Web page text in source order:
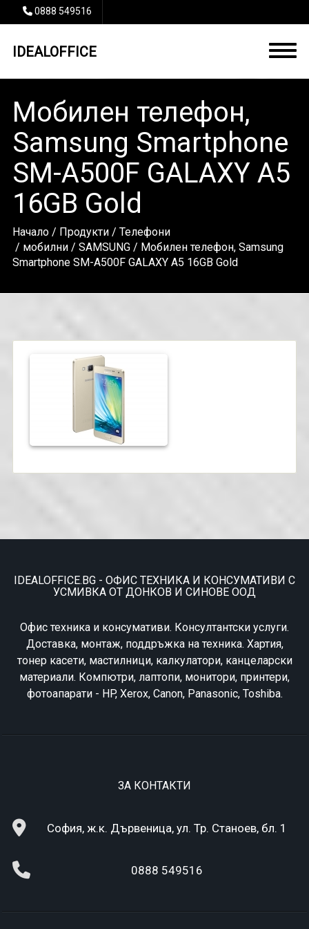
0888 549516
IDEALOFFICE
Мобилен телефон,
Samsung Smartphone
SM-A500F GALAXY A5
16GB Gold
Начало/ Продукти/ Телефони
/ мобилни/ SAMSUNG/ Мобилен телефон, Samsung
Smartphone SM-A500F GALAXY A5 16GB Gold
IDEALOFFICE.BG - ОФИС ТЕХНИКА И КОНСУМАТИВИ С
УСМИВКА ОТ ДОНКОВ И СИНОВЕ ООД
Офис техника и консумативи. Консултантски услуги.
Доставка, монтаж, поддръжка на техника. Хартия,
тонер касети, мастилници, калкулатори, канцеларски
материали. Компютри, лаптопи, монитори, принтери,
фотоапарати - HP, Xerox, Canon, Panasonic, Toshiba.
ЗА КОНТАКТИ
София, ж.к. Дървеница, ул. Тр. Станоев, бл. 1
0888 549516